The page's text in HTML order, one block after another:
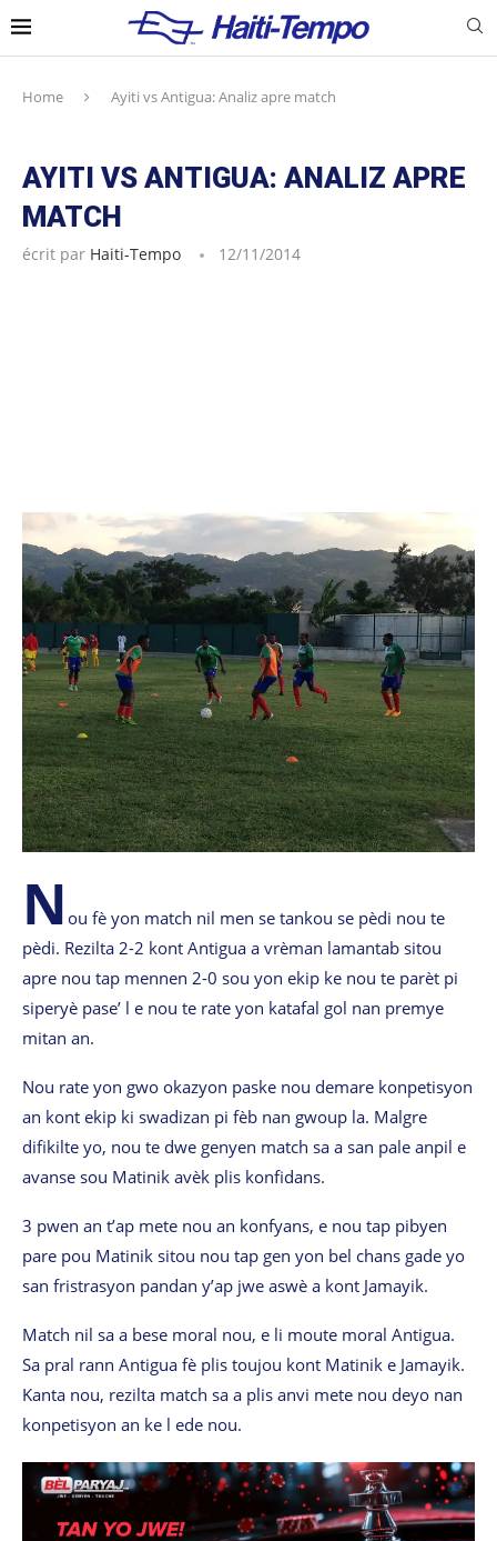
Home Ayiti vs Antigua: Analiz apre match
AYITI VS ANTIGUA: ANALIZ APRE
MATCH
écrit par Haiti-Tempo 12/11/2014
N ou fè yon match nil men se tankou se pèdi nou te
pèdi. Rezilta 2-2 kont Antigua a vrèman lamantab sitou
apre nou tap mennen 2-0 sou yon ekip ke nou te parèt pi
siperyè pase’ l e nou te rate yon katafal gol nan premye
mitan an.
Nou rate yon gwo okazyon paske nou demare konpetisyon
an kont ekip ki swadizan pi fèb nan gwoup la. Malgre
difikilte yo, nou te dwe genyen match sa a san pale anpil e
avanse sou Matinik avèk plis konfidans.
3 pwen an t’ap mete nou an konfyans, e nou tap pibyen
pare pou Matinik sitou nou tap gen yon bel chans gade yo
san fristrasyon pandan y’ap jwe aswè a kont Jamayik.
Match nil sa a bese moral nou, e li moute moral Antigua.
Sa pral rann Antigua fè plis toujou kont Matinik e Jamayik.
Kanta nou, rezilta match sa a plis anvi mete nou deyo nan
konpetisyon an ke l ede nou.